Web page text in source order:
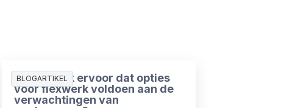
BLOGARTIKEL
Hoe zorg ik ervoor dat opties
voor flexwerk voldoen aan de
verwachtingen van